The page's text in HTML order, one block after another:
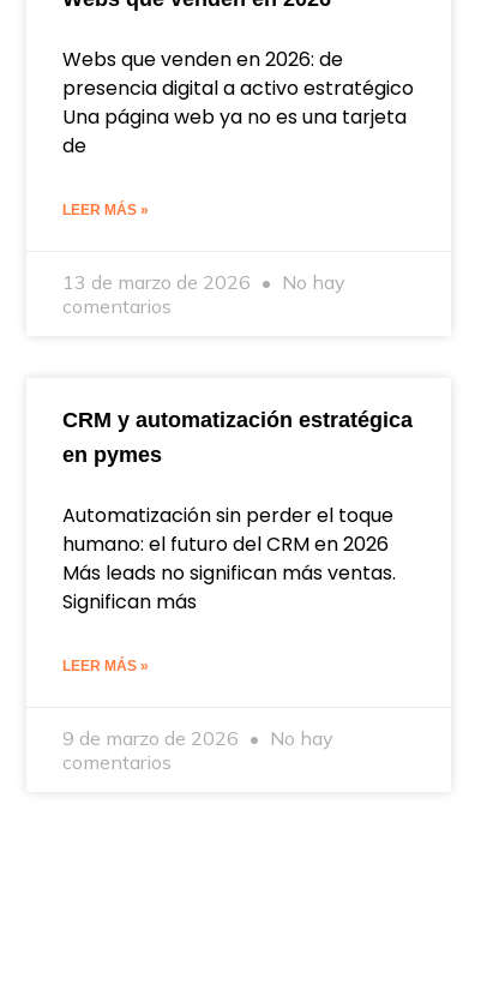
Webs que venden en 2026: de
presencia digital a activo estratégico
Una página web ya no es una tarjeta
de
LEER MÁS »
13 de marzo de 2026
No hay
comentarios
CRM y automatización estratégica
en pymes
Automatización sin perder el toque
humano: el futuro del CRM en 2026
Más leads no significan más ventas.
Significan más
LEER MÁS »
9 de marzo de 2026
No hay
comentarios